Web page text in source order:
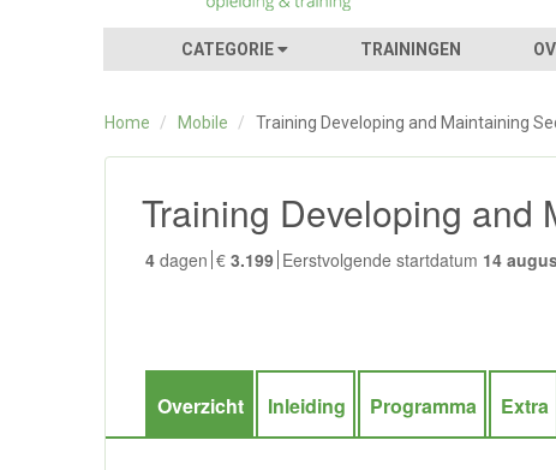
CATEGORIE TRAININGEN
Home / Mobile / Training Developing and Maintaining
Training Developing and
4 dagen € 3.199 Eerstvolgende startdatum 14
Overzicht Inleiding Programma Extra